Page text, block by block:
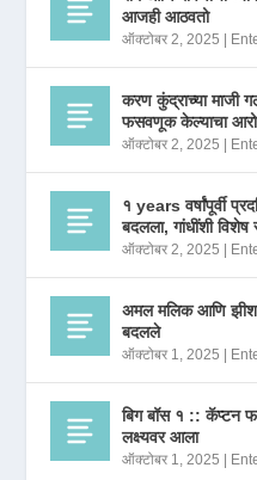
आजही आठवतो
ऑक्टोबर 2, 2025 |
करण कुंद्राच्या माजी
फसवणूक केल्याचा
ऑक्टोबर 2, 2025 |
१ years वर्षांपूर्वी
बदलला, गांधींशी विशेष
ऑक्टोबर 2, 2025 |
अमल मलिक आणि
बदलले
ऑक्टोबर 1, 2025 |
बिग बॉस १ :: कॅप्टन
लक्ष्यवर आला
ऑक्टोबर 1, 2025 |